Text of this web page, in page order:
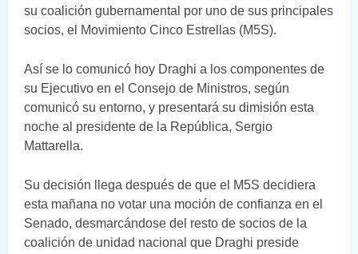
su coalición gubernamental por uno de sus principales
socios, el Movimiento Cinco Estrellas (M5S).
Así se lo comunicó hoy Draghi a los componentes de
su Ejecutivo en el Consejo de Ministros, según
comunicó su entorno, y presentará su dimisión esta
noche al presidente de la República, Sergio
Mattarella.
Su decisión llega después de que el M5S decidiera
esta mañana no votar una moción de confianza en el
Senado, desmarcándose del resto de socios de la
coalición de unidad nacional que Draghi preside